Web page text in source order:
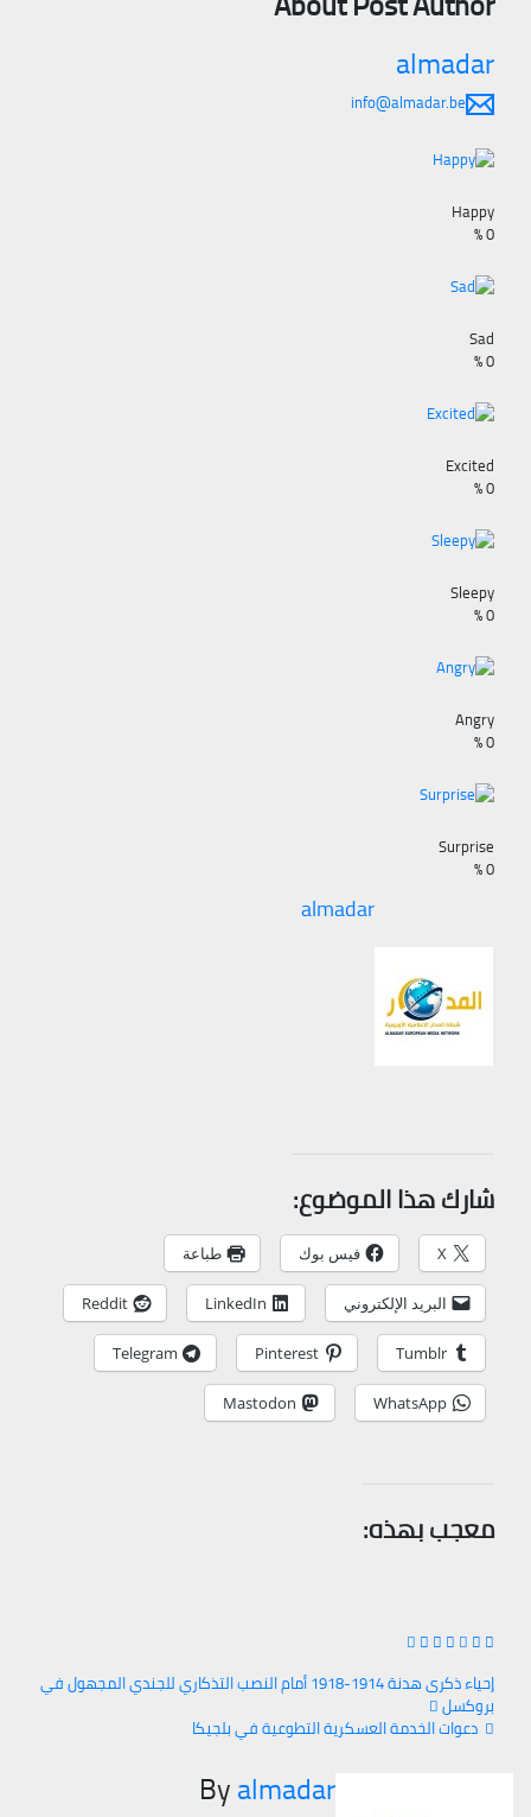
almadar
info@almadar.be
Happy
0
%
Sad
0
%
Excited
0
%
Sleepy
0
%
Angry
0
%
Surprise
0
%
almadar
شارك هذا الموضوع:
X فيس بوك طباعة
البريد الإلكتروني LinkedIn
Reddit
Tumblr
Pinterest
Telegram
WhatsApp
Mastodon
معجب بهذه:
تصفّح
إحياء ذكرى هدنة 1914-1918 أمام النصب التذكاري للجندي المجهول في
بروكسل
دعوات الخدمة العسكرية التطوعية في بلجيكا
Byalmadar